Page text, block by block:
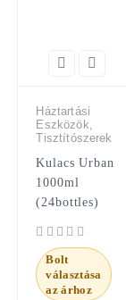
Háztartási
Eszközök,
Tisztítószerek
Kulacs Urban
1000ml
(24bottles)
Bolt
választása
az árhoz